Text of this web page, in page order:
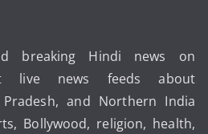
breaking Hindi news on
live news feeds about
and Northern India
Bollywood, religion, health,